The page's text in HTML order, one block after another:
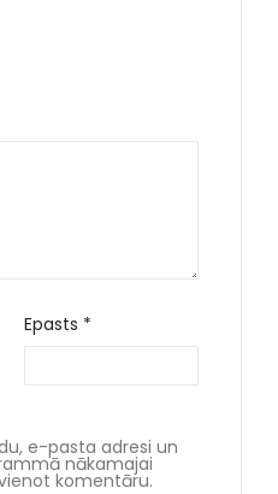
Epasts *
e-pasta adresi un
nākamajai
komentāru.